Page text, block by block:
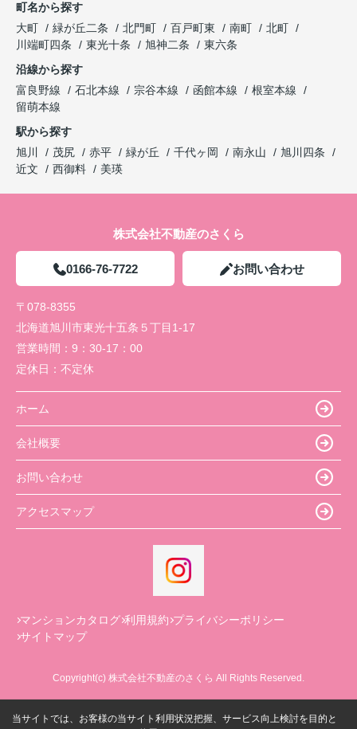
町名から探す
大町
緑が丘二条 北門町 百戸町東 南町
北町
川端町四条
東光十条 旭神二条
東六条
沿線から探す
富良野線
石北本線 宗谷本線 函館本線
根室本線
留萌本線
駅から探す
旭川
茂尻 赤平 緑が丘 千代ヶ岡 南永山
旭川四条
近文
西御料 美瑛
株式会社不動産のさくら
0166-76-7722 お問い合わせ
〒078-8355
北海道旭川市東光十五条５丁目1-17
営業時間： 9：30-17：00
定休日： 不定休
ホーム
会社概要
お問い合わせ
アクセスマップ
マンションカタログ 利用規約 プライバシーポリシー
サイトマップ
Copyright(c) 株式会社不動産のさくら All Rights Reserved.
当サイトでは、お客様の当サイト利用状況把握、サービス向上検討を目的と